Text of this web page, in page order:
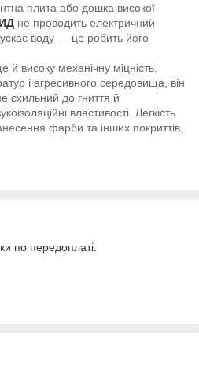
плита або дошка високої
не проводить електричний
воду — це робить його
й високу механічну міцність,
і агресивного середовища, він
схильний до гниття й
властивості. Легкість
фарби та інших покриттів,
по передоплаті.